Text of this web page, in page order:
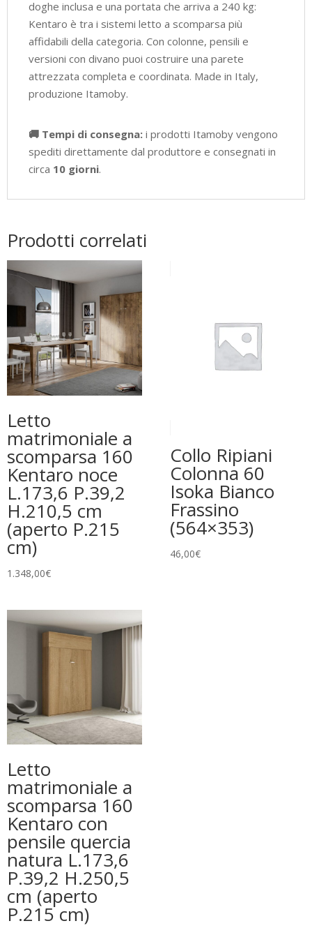
doghe inclusa e una portata che arriva a 240 kg:
Kentaro è tra i sistemi letto a scomparsa più
affidabili della categoria. Con colonne, pensili e
versioni con divano puoi costruire una parete
attrezzata completa e coordinata. Made in Italy,
produzione Itamoby.
🚚 Tempi di consegna: i prodotti Itamoby vengono
spediti direttamente dal produttore e consegnati in
circa 10 giorni.
Prodotti correlati
Letto
matrimoniale a
scomparsa 160
Kentaro noce
L.173,6 P.39,2
H.210,5 cm
(aperto P.215
cm)
1.348,00€
Collo Ripiani
Colonna 60
Isoka Bianco
Frassino
(564×353)
46,00€
Letto
matrimoniale a
scomparsa 160
Kentaro con
pensile quercia
natura L.173,6
P.39,2 H.250,5
cm (aperto
P.215 cm)